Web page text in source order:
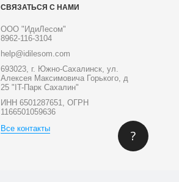
СВЯЗАТЬСЯ С НАМИ
ООО "ИдиЛесом"
8962-116-3104
help@idilesom.com
693023, г. Южно-Сахалинск, ул.
Алексея Максимовича Горького, д
25 "IT-Парк Сахалин"
ИНН 6501287651, ОГРН
1166501059636
Все контакты
?